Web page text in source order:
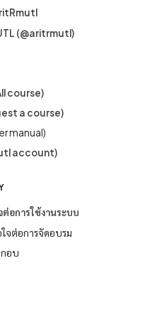
(@aritrmutl)
course)
a course)
manual)
account)
อการใช้งานระบบ
ต่อการจัดอบรม
อบ